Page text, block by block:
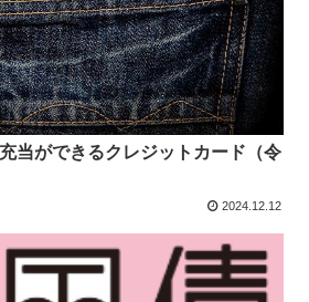
当ができるクレジットカード（令
2024.12.12